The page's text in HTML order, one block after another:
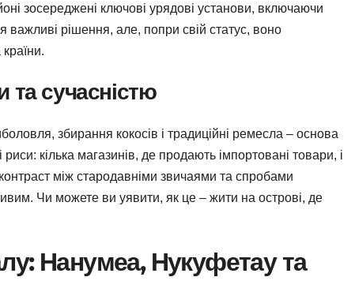
зосереджені ключові урядові установи, включаючи
рішення, але, попри свій статус, воно
та сучасністю
збирання кокосів і традиційні ремесла – основа
кілька магазинів, де продають імпортовані товари, і
між стародавніми звичаями та спробами
Чи можете ви уявити, як це – жити на острові, де
Нанумеа, Нукуфетау та